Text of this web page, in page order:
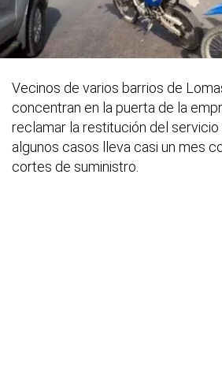
Vecinos de varios barrios de
concentran en la puerta de la
reclamar la restitución del
algunos casos lleva casi un mes
cortes de suministro.